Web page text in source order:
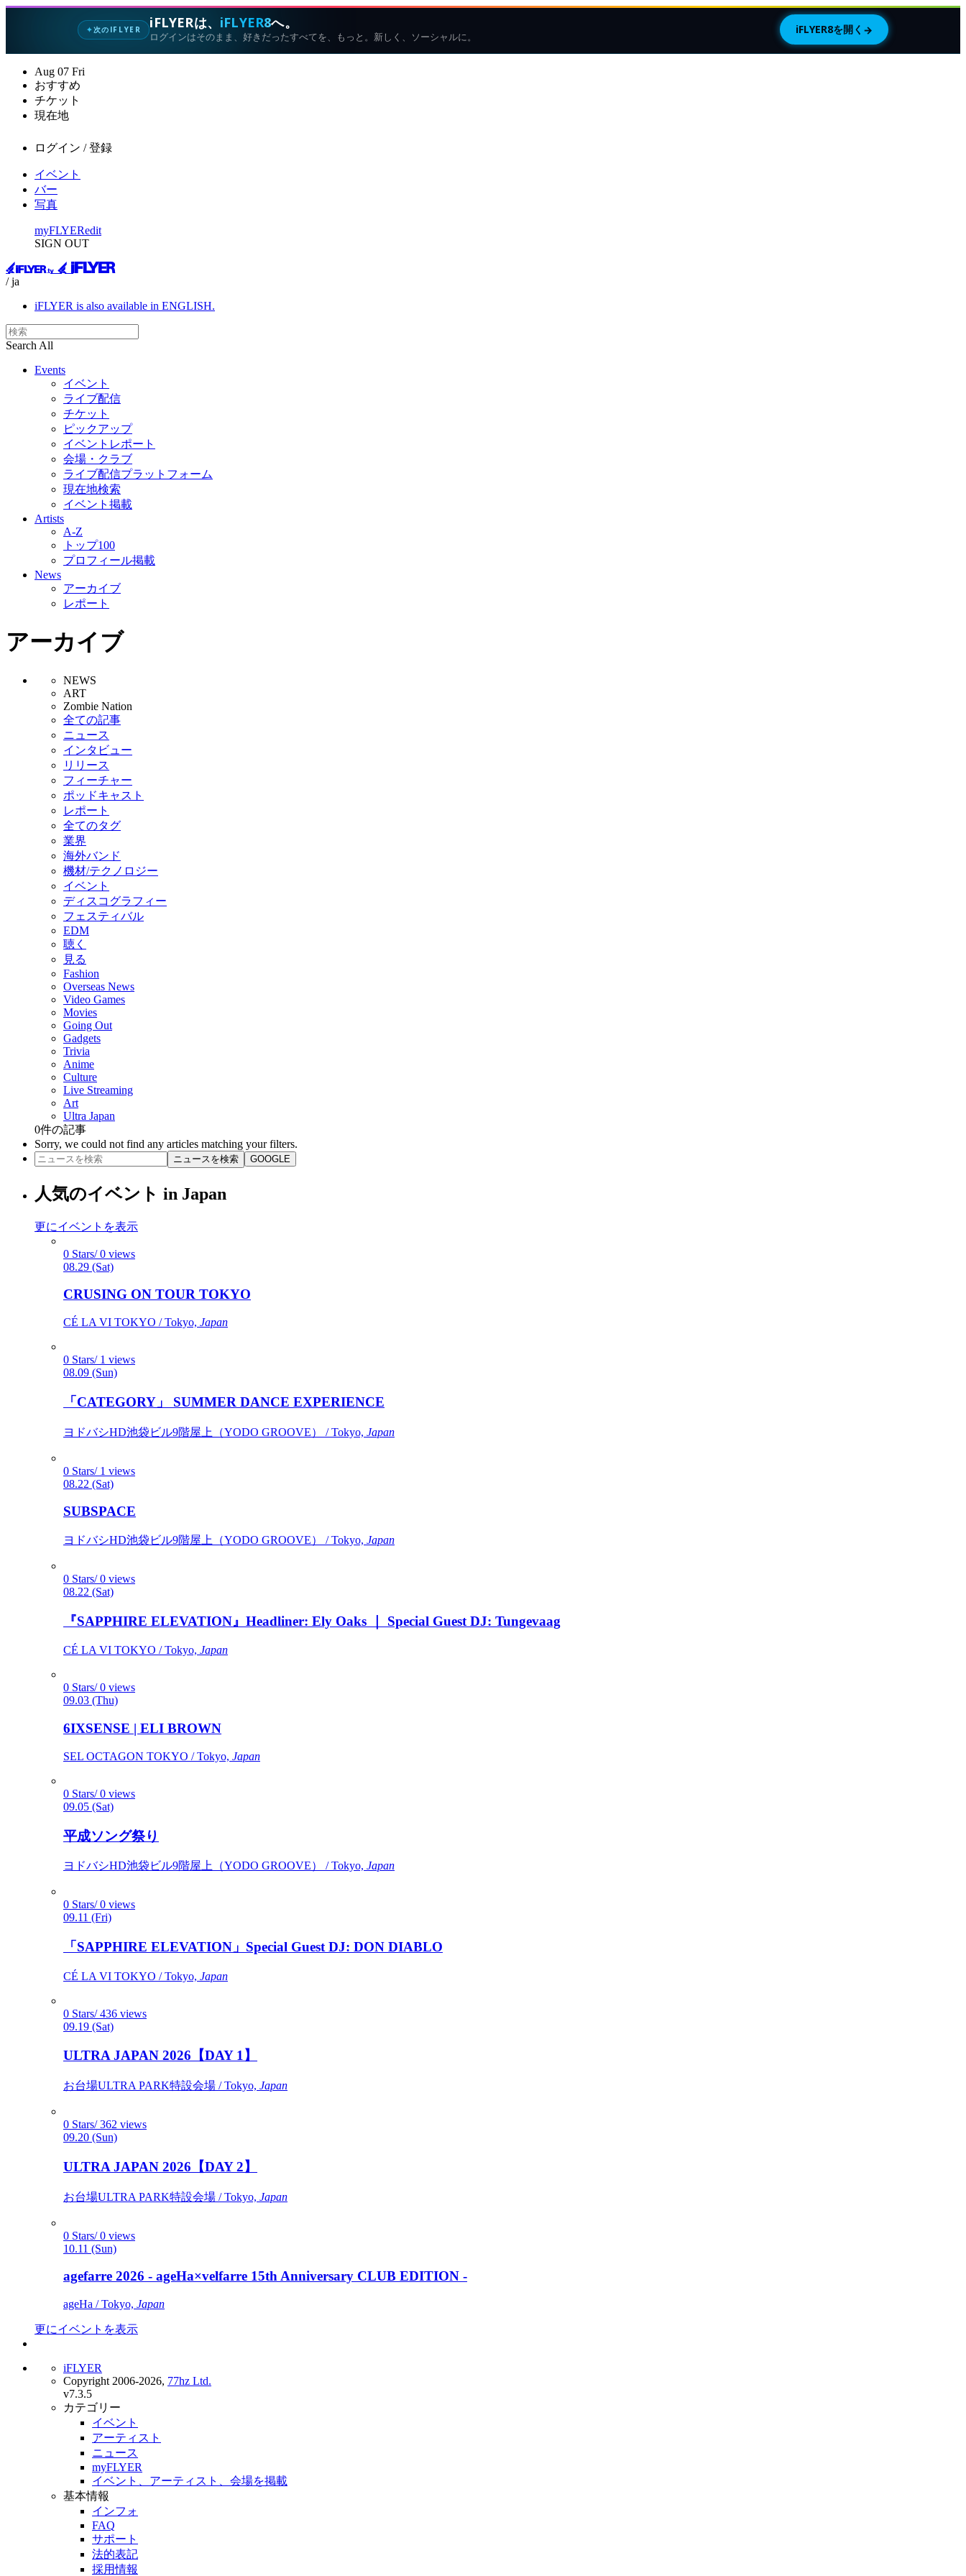
✦次のIFLYER iFLYERは、 iFLYER8へ。
ログインはそのまま、好きだったすべてを、もっと。新しく、ソーシャルに。
iFLYER8を開く →
Aug 07 Fri
おすすめ
チケット
現在地
ログイン / 登録
イベント
バー
写真
myFLYERedit
SIGN OUT
/ ja
iFLYER is also available in ENGLISH.
Search All
Events
イベント
ライブ配信
チケット
ピックアップ
イベントレポート
会場・クラブ
ライブ配信プラットフォーム
現在地検索
イベント掲載
Artists
A-Z
トップ100
プロフィール掲載
News
アーカイブ
レポート
アーカイブ
NEWS
ART
Zombie Nation
全ての記事
ニュース
インタビュー
リリース
フィーチャー
ポッドキャスト
レポート
全てのタグ
業界
海外バンド
機材/テクノロジー
イベント
ディスコグラフィー
フェスティバル
EDM
聴く
見る
Fashion
Overseas News
Video Games
Movies
Going Out
Gadgets
Trivia
Anime
Culture
Live Streaming
Art
Ultra Japan
0件の記事
Sorry, we could not find any articles matching your filters.
ニュースを検索 GOOGLE
人気のイベント in Japan
更にイベントを表示
0 Stars/ 0 views
08.29 (Sat)
CRUSING ON TOUR TOKYO
CÉ LA VI TOKYO / Tokyo, Japan
0 Stars/ 1 views
08.09 (Sun)
「CATEGORY」 SUMMER DANCE EXPERIENCE
ヨドバシHD池袋ビル9階屋上（YODO GROOVE） / Tokyo, Japan
0 Stars/ 1 views
08.22 (Sat)
SUBSPACE
ヨドバシHD池袋ビル9階屋上（YODO GROOVE） / Tokyo, Japan
0 Stars/ 0 views
08.22 (Sat)
『SAPPHIRE ELEVATION』Headliner: Ely Oaks ｜ Special Guest DJ: Tungevaag
CÉ LA VI TOKYO / Tokyo, Japan
0 Stars/ 0 views
09.03 (Thu)
6IXSENSE | ELI BROWN
SEL OCTAGON TOKYO / Tokyo, Japan
0 Stars/ 0 views
09.05 (Sat)
平成ソング祭り
ヨドバシHD池袋ビル9階屋上（YODO GROOVE） / Tokyo, Japan
0 Stars/ 0 views
09.11 (Fri)
「SAPPHIRE ELEVATION」Special Guest DJ: DON DIABLO
CÉ LA VI TOKYO / Tokyo, Japan
0 Stars/ 436 views
09.19 (Sat)
ULTRA JAPAN 2026【DAY 1】
お台場ULTRA PARK特設会場 / Tokyo, Japan
0 Stars/ 362 views
09.20 (Sun)
ULTRA JAPAN 2026【DAY 2】
お台場ULTRA PARK特設会場 / Tokyo, Japan
0 Stars/ 0 views
10.11 (Sun)
agefarre 2026 - ageHa×velfarre 15th Anniversary CLUB EDITION -
ageHa / Tokyo, Japan
更にイベントを表示
iFLYER
Copyright 2006-2026, 77hz Ltd.
v7.3.5
カテゴリー
イベント
アーティスト
ニュース
myFLYER
イベント、アーティスト、会場を掲載
基本情報
インフォ
FAQ
サポート
法的表記
採用情報